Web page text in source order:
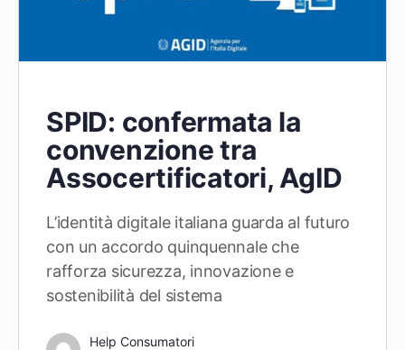
SPID: confermata la
convenzione tra
Assocertificatori, AgID
L’identità digitale italiana guarda al futuro
con un accordo quinquennale che
rafforza sicurezza, innovazione e
sostenibilità del sistema
Help Consumatori